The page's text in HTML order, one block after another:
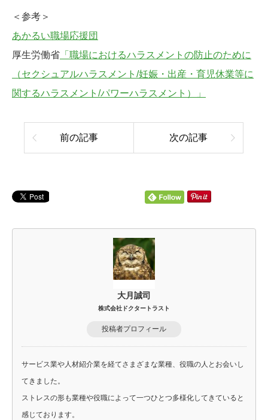
＜参考＞
あかるい職場応援団
厚生労働省 「職場におけるハラスメントの防止のために
（セクシュアルハラスメント/妊娠・出産・育児休業等に
関するハラスメント/パワーハラスメント）」
前の記事 次の記事
大月誠司
株式会社ドクタートラスト
投稿者プロフィール
サービス業や人材紹介業を経てさまざまな業種、役職の人とお会いし
てきました。
ストレスの形も業種や役職によって一つひとつ多様化してきていると
感じております。